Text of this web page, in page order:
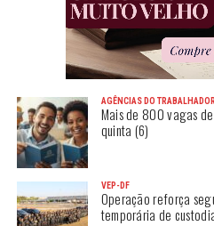
AGÊNCIAS DO
Mais de 800 vagas
quinta (6)
VEP-DF
Operação reforça
temporária de